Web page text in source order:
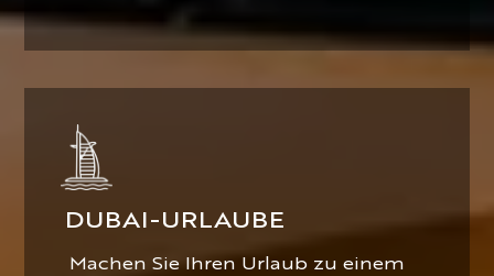
DUBAI-URLAUBE
Machen Sie Ihren Urlaub zu einem